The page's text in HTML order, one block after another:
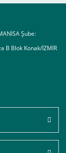
Şube:
B Blok Konak/İZMİR